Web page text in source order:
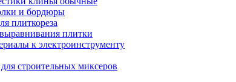
и бордюры
плиткореза
плитки
к электроинструменту
строительных миксеров